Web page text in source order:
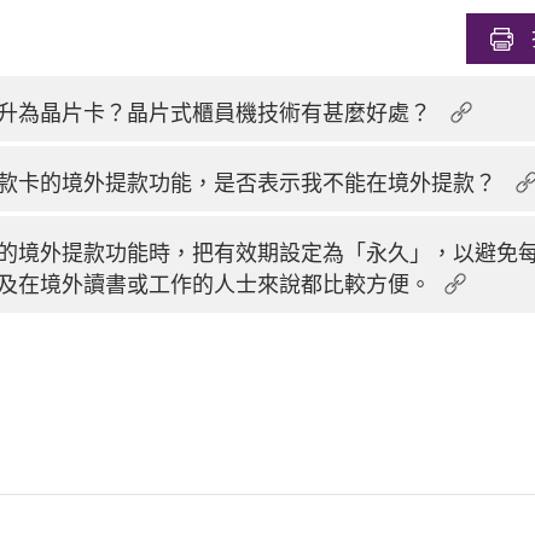
為晶片卡？晶片式櫃員機技術有甚麼好處？
卡的境外提款功能，是否表示我不能在境外提款？
境外提款功能時，把有效期設定為「永久」，以避免
在境外讀書或工作的人士來說都比較方便。